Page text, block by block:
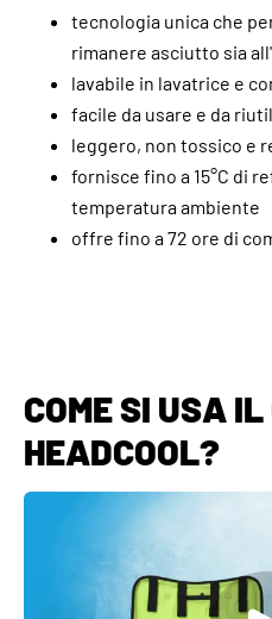
tecnologia unica che
rimanere asciutto sia
lavabile in lavatrice e
facile da usare e da
leggero, non tossico e
fornisce fino a 15°C di
temperatura ambiente
offre fino a 72 ore di
COME SI USA IL
HEADCOOL?